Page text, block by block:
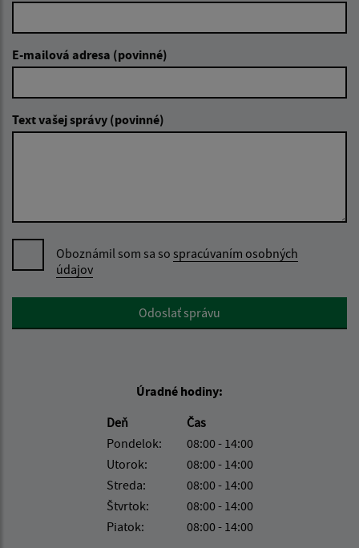
E-mailová adresa (povinné)
Text vašej správy (povinné)
Oboznámil som sa so spracúvaním osobných
údajov
Google reCaptcha ResponseOdoslať správu
Úradné hodiny:
Deň
Čas
Pondelok:
08:00 - 14:00
Utorok:
08:00 - 14:00
Streda:
08:00 - 14:00
Štvrtok:
08:00 - 14:00
Piatok:
08:00 - 14:00